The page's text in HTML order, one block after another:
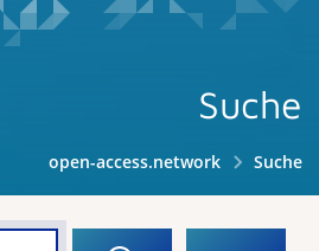
Suche
open-access.network Suche